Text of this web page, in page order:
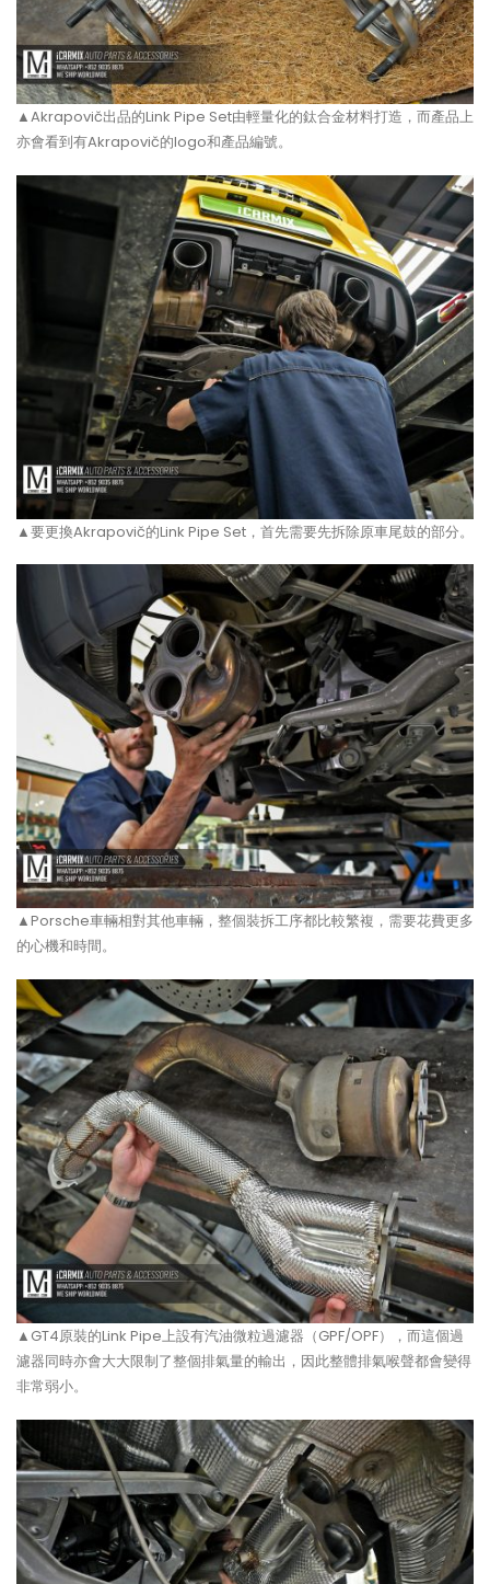
▲Akrapovič出品的Link Pipe Set由輕量化的鈦合金材料打造，而產品上
亦會看到有Akrapovič的logo和產品編號。
▲要更換Akrapovič的Link Pipe Set，首先需要先拆除原車尾鼓的部分。
▲Porsche車輛相對其他車輛，整個裝拆工序都比較繁複，需要花費更多
的心機和時間。
▲GT4原裝的Link Pipe上設有汽油微粒過濾器（GPF/OPF），而這個過
濾器同時亦會大大限制了整個排氣量的輸出，因此整體排氣喉聲都會變得
非常弱小。